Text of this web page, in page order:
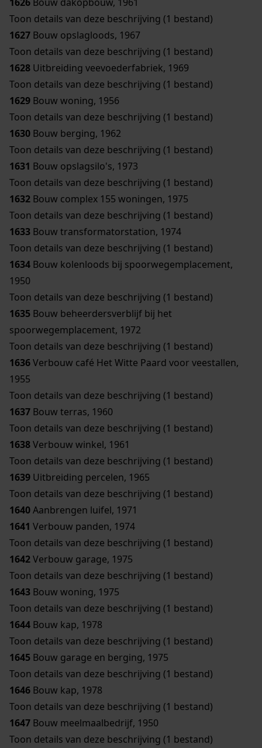
Toon details van deze beschrijving (1 bestand)
1627 Bouw opslagloods, 1967
Toon details van deze beschrijving (1 bestand)
1628 Uitbreiding veevoederfabriek, 1969
Toon details van deze beschrijving (1 bestand)
1629 Bouw woning, 1956
Toon details van deze beschrijving (1 bestand)
1630 Bouw berging, 1962
Toon details van deze beschrijving (1 bestand)
1631 Bouw opslagsilo's, 1973
Toon details van deze beschrijving (1 bestand)
1632 Bouw complex 155 woningen, 1975
Toon details van deze beschrijving (1 bestand)
1633 Bouw transformatorstation, 1974
Toon details van deze beschrijving (1 bestand)
1634 Bouw kolenloods bij spoorwegemplacement,
1950
Toon details van deze beschrijving (1 bestand)
1635 Bouw beheerdersverblijf bij het
spoorwegemplacement, 1972
Toon details van deze beschrijving (1 bestand)
1636Verbouw café Het Witte Paard voor veestallen,
1955
Toon details van deze beschrijving (1 bestand)
1637 Bouw terras, 1960
Toon details van deze beschrijving (1 bestand)
1638Verbouw winkel, 1961
Toon details van deze beschrijving (1 bestand)
1639 Uitbreiding percelen, 1965
Toon details van deze beschrijving (1 bestand)
1640Aanbrengen luifel, 1971
1641 Verbouw panden, 1974
Toon details van deze beschrijving (1 bestand)
1642Verbouw garage, 1975
Toon details van deze beschrijving (1 bestand)
1643 Bouw woning, 1975
Toon details van deze beschrijving (1 bestand)
1644 Bouw kap, 1978
Toon details van deze beschrijving (1 bestand)
1645 Bouw garage en berging, 1975
Toon details van deze beschrijving (1 bestand)
1646 Bouw kap, 1978
Toon details van deze beschrijving (1 bestand)
1647 Bouw meelmaalbedrijf, 1950
Toon details van deze beschrijving (1 bestand)